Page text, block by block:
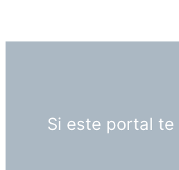
Si este portal te